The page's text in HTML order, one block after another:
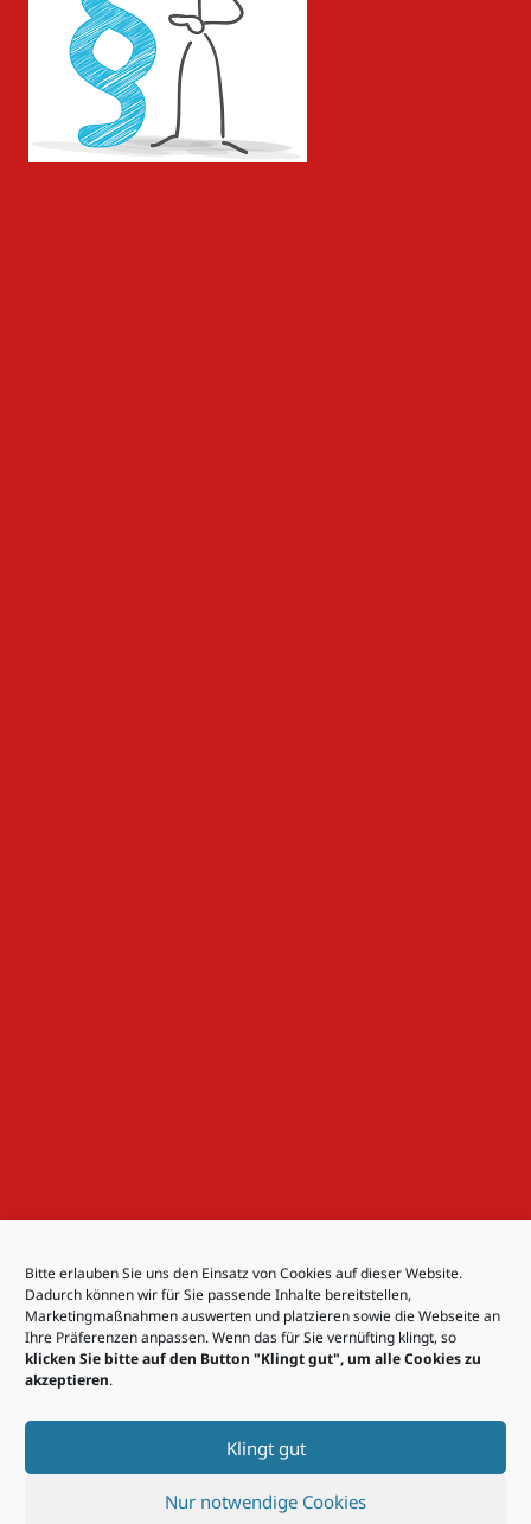
Bitte erlauben Sie uns den Einsatz von Cookies auf dieser Website.
Dadurch können wir für Sie passende Inhalte bereitstellen,
Marketingmaßnahmen auswerten und platzieren sowie die Webseite an
Ihre Präferenzen anpassen. Wenn das für Sie vernüfting klingt, so
klicken Sie bitte auf den Button "Klingt gut", um alle Cookies zu
akzeptieren.
Klingt gut
Nur notwendige Cookies